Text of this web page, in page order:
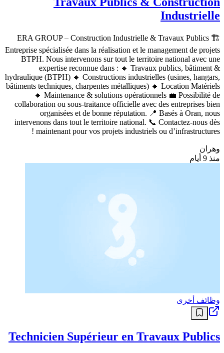
Industrielle
🏗️ ERA GROUP – Construction Industrielle & Travaux Publics
Entreprise spécialisée dans la réalisation et le management de projets
BTPH. Nous intervenons sur tout le territoire national avec une
expertise reconnue dans : 🔹 Travaux publics, bâtiment &
hydraulique (BTPH) 🔹 Constructions industrielles (usines, hangars,
bâtiments techniques, charpentes métalliques) 🔹 Location Matériels
🔹 Maintenance & solutions opérationnels 💼 Possibilité de
collaboration ou sous-traitance officielle avec des entreprises bien
organisées et de bonne réputation. 📍 Basés à Oran, nous
intervenons dans tout le territoire national. 📞 Contactez-nous dès
maintenant pour vos projets industriels ou d’infrastructures !
وهران
منذ 9 أيام
وظائف أخرى
Technicien Supérieur en Travaux Publics